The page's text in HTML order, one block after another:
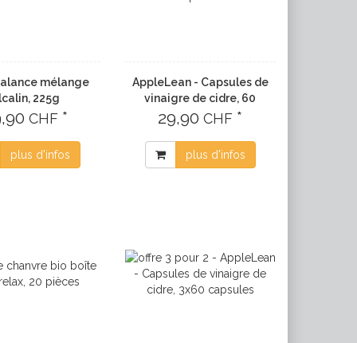
mélange
225g
CHF *
plus d'infos
AppleLean - Capsules de
vinaigre de cidre, 60
capsules
29,90CHF *
plus d'infos